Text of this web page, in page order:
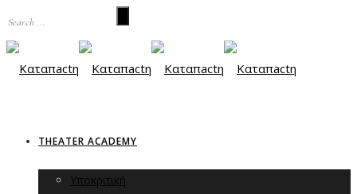
THEATER ACADEMY
Υποκριτική